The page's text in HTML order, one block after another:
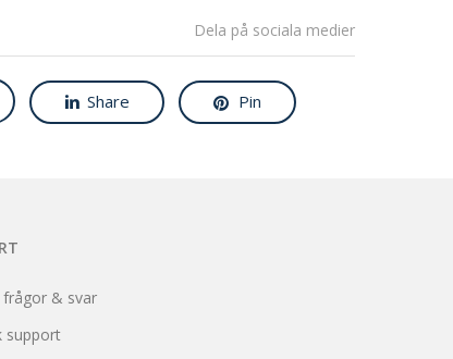
Dela på sociala medier
Share Pin
frågor & svar
support